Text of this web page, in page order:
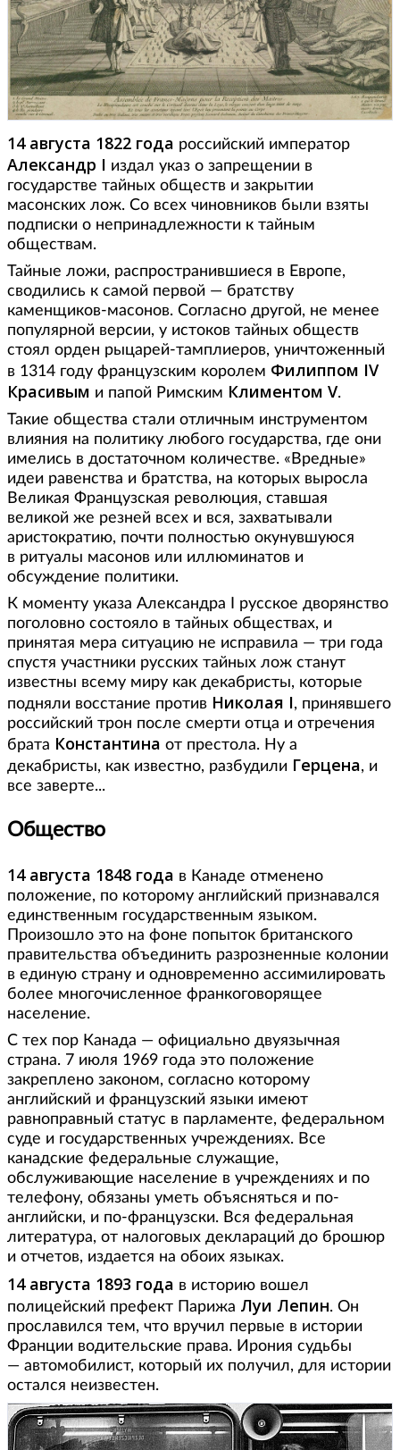
14 августа 1822 года российский император
Александр I издал указ о запрещении в
государстве тайных обществ и закрытии
масонских лож. Со всех чиновников были взяты
подписки о непринадлежности к тайным
обществам.
Тайные ложи, распространившиеся в Европе,
сводились к самой первой — братству
каменщиков-масонов. Согласно другой, не менее
популярной версии, у истоков тайных обществ
стоял орден рыцарей-тамплиеров, уничтоженный
в 1314 году французским королем Филиппом IV
Красивым и папой Римским Климентом V.
Такие общества стали отличным инструментом
влияния на политику любого государства, где они
имелись в достаточном количестве. «Вредные»
идеи равенства и братства, на которых выросла
Великая Французская революция, ставшая
великой же резней всех и вся, захватывали
аристократию, почти полностью окунувшуюся
в ритуалы масонов или иллюминатов и
обсуждение политики.
К моменту указа Александра I русское дворянство
поголовно состояло в тайных обществах, и
принятая мера ситуацию не исправила — три года
спустя участники русских тайных лож станут
известны всему миру как декабристы, которые
подняли восстание против Николая I, принявшего
российский трон после смерти отца и отречения
брата Константина от престола. Ну а
декабристы, как известно, разбудили Герцена, и
все заверте...
Общество
14 августа 1848 года в Канаде отменено
положение, по которому английский признавался
единственным государственным языком.
Произошло это на фоне попыток британского
правительства объединить разрозненные колонии
в единую страну и одновременно ассимилировать
более многочисленное франкоговорящее
население.
С тех пор Канада — официально двуязычная
страна. 7 июля 1969 года это положение
закреплено законом, согласно которому
английский и французский языки имеют
равноправный статус в парламенте, федеральном
суде и государственных учреждениях. Все
канадские федеральные служащие,
обслуживающие население в учреждениях и по
телефону, обязаны уметь объясняться и по-
английски, и по-французски. Вся федеральная
литература, от налоговых деклараций до брошюр
и отчетов, издается на обоих языках.
14 августа 1893 года в историю вошел
полицейский префект Парижа Луи Лепин. Он
прославился тем, что вручил первые в истории
Франции водительские права. Ирония судьбы
— автомобилист, который их получил, для истории
остался неизвестен.